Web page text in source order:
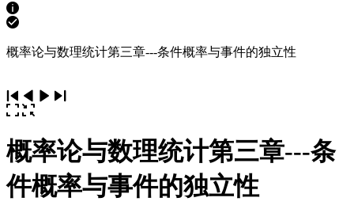
概率论与数理统计第三章---条件概率与事件的独立性
概率论与数理统计第三章---条
件概率与事件的独立性